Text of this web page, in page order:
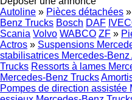
Autoline » Pièces détachées »
Benz Trucks Bosch DAF
Scania Volvo WABCO ZF »
Actros » Suspensions
stabilisatrices Mercedes-Benz
Trucks Ressorts à lames
Mercedes-Benz Trucks
Pompes de direction assistée